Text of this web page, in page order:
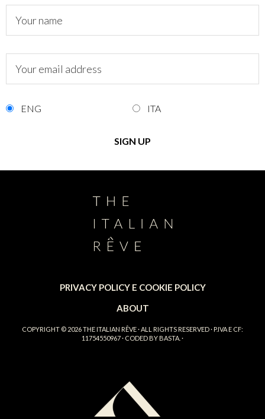
ENG ITA
PRIVACY POLICY E COOKIE POLICY
ABOUT
COPYRIGHT © 2026THE ITALIAN RÊVE· ALL RIGHTS RESERVED · P.IVA E CF:
11754550967 · CODED BY BASTA. ·